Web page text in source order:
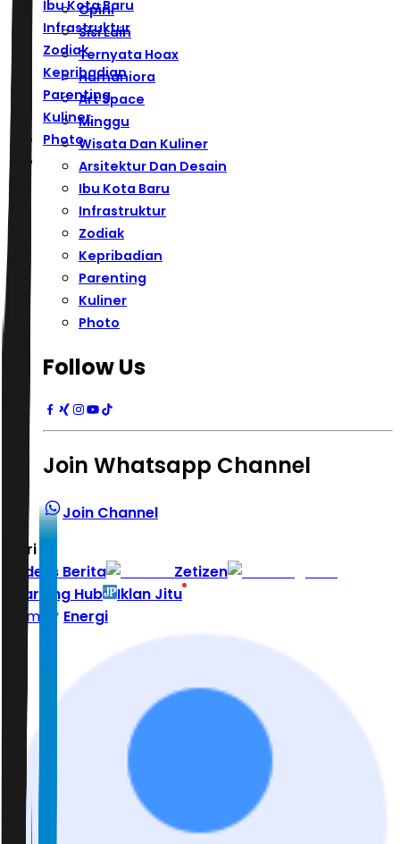
Ibu Kota Baru
Infrastruktur
Zodiak
Kepribadian
Parenting
Kuliner
Photo
Opini
Sisi Lain
Ternyata Hoax
Humaniora
Art Space
Minggu
Wisata Dan Kuliner
Arsitektur Dan Desain
Ibu Kota Baru
Infrastruktur
Zodiak
Kepribadian
Parenting
Kuliner
Photo
Follow Us
Join Whatsapp Channel
Join Channel
Hari ini
Indeks Berita
Zetizen
Learning Hub
Iklan Jitu
Home
Energi